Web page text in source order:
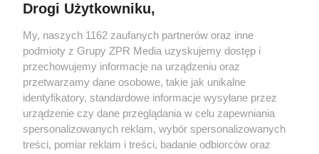
Żaden utwór zamieszczony w serwisie nie może być powielany i
rozpowszechniany lub dalej rozpowszechniany w jakikolwiek sposób (w
tym także elektroniczny lub mechaniczny) na jakimkolwiek polu
eksploatacji w jakiejkolwiek formie, włącznie z umieszczaniem w
Internecie bez pisemnej zgody właściciela praw. Jakiekolwiek użycie lub
wykorzystanie utworów w całości lub w części z naruszeniem prawa,
tzn. bez właściwej zgody, jest zabronione pod groźbą kary i może być
ścigane prawnie.
Drogi Użytkowniku,
My, naszych 1162 zaufanych partnerów oraz inne
podmioty z Grupy ZPR Media uzyskujemy dostęp i
przechowujemy informacje na urządzeniu oraz
przetwarzamy dane osobowe, takie jak unikalne
identyfikatory, standardowe informacje wysyłane przez
urządzenie czy dane przeglądania w celu zapewniania
spersonalizowanych reklam, wybór spersonalizowanych
treści, pomiar reklam i treści, badanie odbiorców oraz